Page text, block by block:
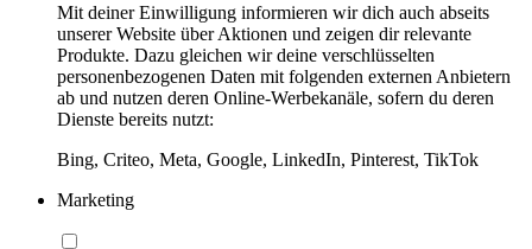
Mit deiner Einwilligung informieren wir dich auch abseits
unserer Website über Aktionen und zeigen dir relevante
Produkte. Dazu gleichen wir deine verschlüsselten
personenbezogenen Daten mit folgenden externen Anbietern
ab und nutzen deren Online-Werbekanäle, sofern du deren
Dienste bereits nutzt:
Bing, Criteo, Meta, Google, LinkedIn, Pinterest, TikTok
Marketing